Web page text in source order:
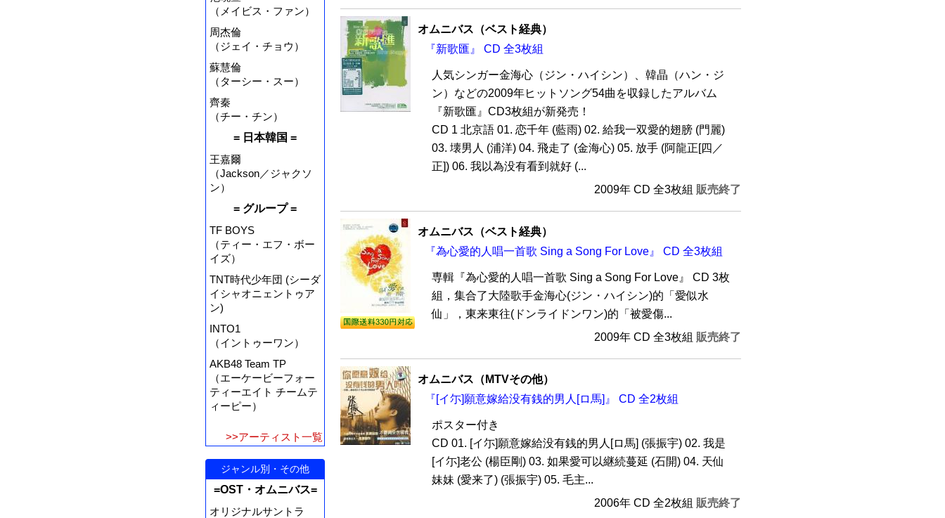
（メイビス・ファン）
周杰倫
（ジェイ・チョウ）
蘇慧倫
（ターシー・スー）
齊秦
（チー・チン）
= 日本韓国 =
王嘉爾
（Jackson／ジャクソ
ン）
= グループ =
TF BOYS
（ティー・エフ・ボー
イズ）
TNT時代少年団 (シーダ
イシャオニェントゥア
ン)
INTO1
（イントゥーワン）
AKB48 Team TP
（エーケービーフォー
ティーエイト チームテ
ィーピー）
>>アーティスト一覧
ジャンル別・その他
=OST・オムニバス=
オリジナルサントラ
オムニバス（ベスト経典）
『新歌匯』 CD 全3枚組
人気シンガー金海心（ジン・ハイシン）、韓晶（ハン・ジ
ン）などの2009年ヒットソング54曲を収録したアルバム
『新歌匯』CD3枚組が新発売！
CD 1 北京語 01. 恋千年 (藍雨) 02. 給我一双愛的翅膀 (門麗)
03. 壊男人 (浦洋) 04. 飛走了 (金海心) 05. 放手 (阿龍正[四／
正]) 06. 我以為没有看到就好 (...
2009年 CD 全3枚組 販売終了
オムニバス（ベスト経典）
『為心愛的人唱一首歌 Sing a Song For Love』 CD 全3枚組
専輯『為心愛的人唱一首歌 Sing a Song For Love』 CD 3枚
組，集合了大陸歌手金海心(ジン・ハイシン)的「愛似水
仙」，東来東往(ドンライドンワン)的「被愛傷...
2009年 CD 全3枚組 販売終了
オムニバス（MTVその他）
『[イ尓]願意嫁給没有銭的男人[ロ馬]』 CD 全2枚組
ポスター付き
CD 01. [イ尓]願意嫁給没有銭的男人[ロ馬] (張振宇) 02. 我是
[イ尓]老公 (楊臣剛) 03. 如果愛可以継続蔓延 (石開) 04. 天仙
妹妹 (愛来了) (張振宇) 05. 毛主...
2006年 CD 全2枚組 販売終了